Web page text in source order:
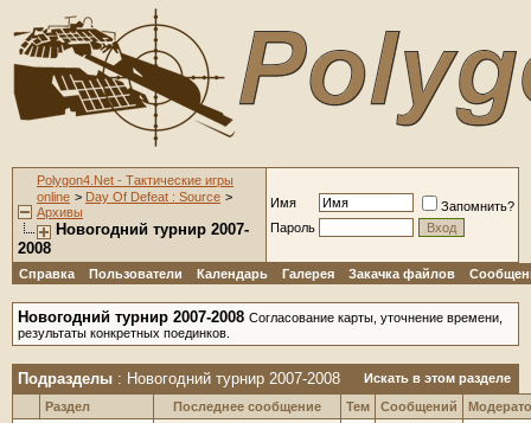
Polygon4.Net - Тактические игры
online > Day Of Defeat : Source >
Архивы
Новогодний турнир 2007-
2008
Имя
Запомнить?
Пароль
Справка Пользователи Календарь Галерея Закачка файлов
Новогодний турнир 2007-2008 Согласование карты, уточнение времени,
результаты конкретных поединков.
Подразделы : Новогодний турнир 2007-2008
Искать в этом разделе
Раздел
Последнее сообщение Тем Сообщений